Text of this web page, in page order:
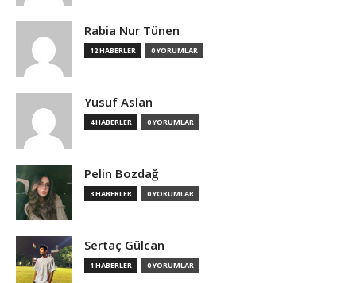
Rabia Nur Tünen
12 HABERLER 0 YORUMLAR
Yusuf Aslan
4 HABERLER 0 YORUMLAR
Pelin Bozdağ
3 HABERLER 0 YORUMLAR
Sertaç Gülcan
1 HABERLER 0 YORUMLAR